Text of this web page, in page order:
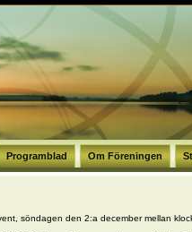
Programblad Om Föreningen
söndagen den 2:a december mellan